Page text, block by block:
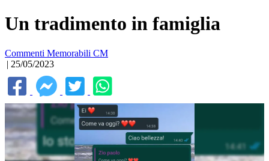
Un tradimento in famiglia
Commenti Memorabili CM
| 25/05/2023